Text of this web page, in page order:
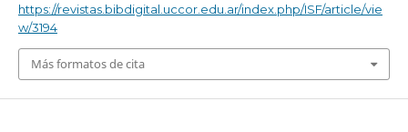
https://revistas.bibdigital.uccor.edu.ar/index.php/ISF/article/vie
w/3194
Más formatos de cita